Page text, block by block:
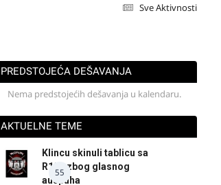
Sve Aktivnosti
PREDSTOJEĆA DEŠAVANJA
Nema predstojećih dešavanja u kalendaru.
AKTUELNE TEME
55
Klincu skinuli tablicu sa
R125 zbog glasnog
auspuha